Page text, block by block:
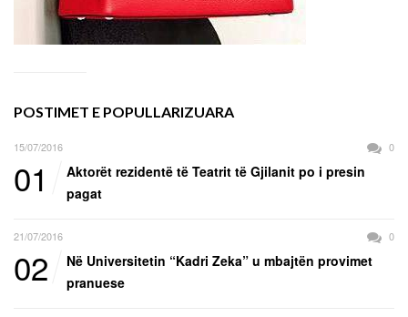
POSTIMET E POPULLARIZUARA
15/07/2016 0
01
Aktorët rezidentë të Teatrit të Gjilanit po i presin
pagat
21/07/2016 0
02
Në Universitetin “Kadri Zeka” u mbajtën provimet
pranuese